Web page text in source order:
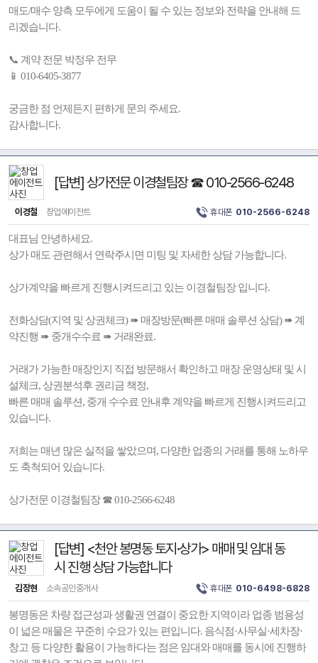
매도/매수 양측 모두에게 도움이 될 수 있는 정보와 전략을 안내해 드
리겠습니다.
📞 계약 전문 박정우 전무
📱 010-6405-3877
궁금한 점 언제든지 편하게 문의 주세요.
감사합니다.
[답변] 상가전문 이경철팀장 ☎ 010-2566-6248
이경철 창업에이전트 휴대폰 010-2566-6248
대표님 안녕하세요.
상가 매도 관련해서 연락주시면 미팅 및 자세한 상담 가능합니다.
상가계약을 빠르게 진행시켜드리고 있는 이경철팀장 입니다.
전화상담(지역 및 상권체크) ➠ 매장방문(빠른 매매 솔루션 상담) ➠ 계
약진행 ➠ 중개수수료 ➠ 거래완료.
거래가 가능한 매장인지 직접 방문해서 확인하고 매장 운영상태 및 시
설체크, 상권분석후 권리금 책정,
빠른 매매 솔루션, 중개 수수료 안내후 계약을 빠르게 진행시켜드리고
있습니다.
저희는 매년 많은 실적을 쌓았으며, 다양한 업종의 거래를 통해 노하우
도 축척되어 있습니다.
상가전문 이경철팀장 ☎ 010-2566-6248
[답변] <천안 봉명동 토지·상가> 매매 및 임대 동
시 진행 상담 가능합니다
김장현 소속공인중개사 휴대폰 010-6498-6828
봉명동은 차량 접근성과 생활권 연결이 중요한 지역이라 업종 범용성
이 넓은 매물은 꾸준히 수요가 있는 편입니다. 음식점·사무실·세차장·
창고 등 다양한 활용이 가능하다는 점은 임대와 매매를 동시에 진행하